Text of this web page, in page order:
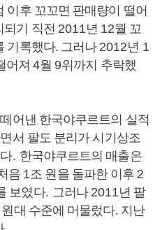
이후 꼬꼬면 판매량이 떨어
되기 직전 2011년 12월 꼬
기록했다. 그러나 2012년 1
어져 4월 9위까지 추락했
어낸 한국야쿠르트의 실적
서 팔도 분리가 시기상조
. 한국야쿠르트의 매출은
음 1조 원을 돌파한 이후 2
보였다. 그러나 2011년 팔
대 수준에 머물렀다. 지난